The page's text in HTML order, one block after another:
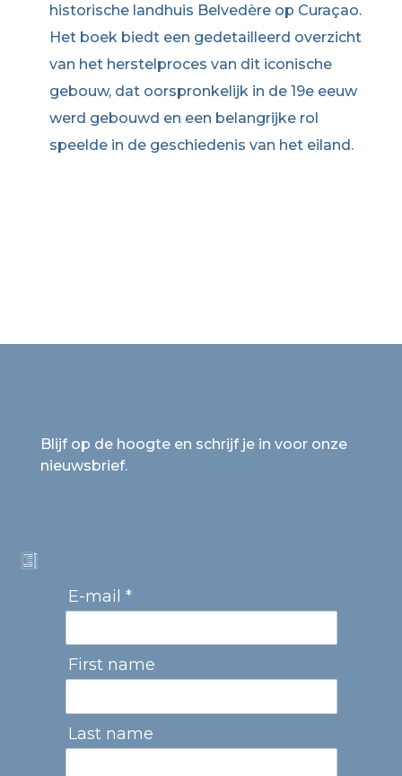
historische landhuis Belvedère op Curaçao.
Het boek biedt een gedetailleerd overzicht
van het herstelproces van dit iconische
gebouw, dat oorspronkelijk in de 19e eeuw
werd gebouwd en een belangrijke rol
speelde in de geschiedenis van het eiland.
Blijf op de hoogte en schrijf je in voor onze
nieuwsbrief.
E-mail *
First name
Last name